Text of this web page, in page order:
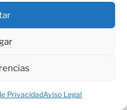
PrivacidadAviso Legal
en planta,
resto de dependencias.
hacia los prados de
por un frontón con